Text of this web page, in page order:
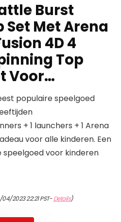
Burst
Set Met Arena
4D 4
Top
Voor…
populaire speelgoed
+ 1 launchers + 1 Arena
voor alle kinderen. Een
voor kinderen
2023 22:21 PST-Details)